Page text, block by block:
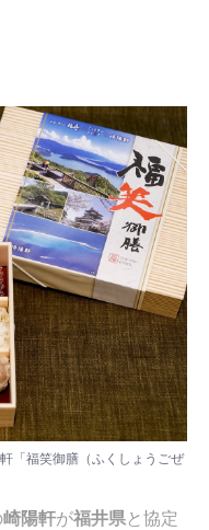
「福笑御膳（ふくしょうごぜ
崎陽軒が福井県と協定